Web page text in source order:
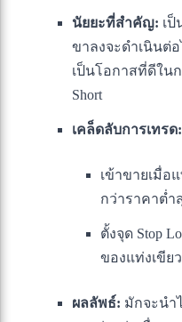
นัยยะที่สำคัญ: เ
ขาลงจะดำเนินต่
เป็นโอกาสที่ดีใน
Short
เคล็ดลับการเทรด:
เข้าขายเมื่อ
กว่าราคาต่ำ
ตั้งจุด Stop
ของแท่งเขีย
ผลลัพธ์: มักจะนำ